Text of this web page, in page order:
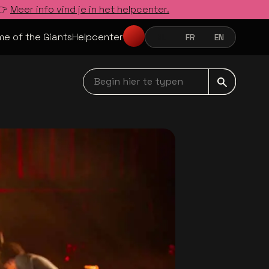
Meer info vind je in het helpcenter.
of the GiantsHelpcenter NEDERLANDSFRANÇAIS
FR ENGLISH
EN
Begin hier te typen navbar